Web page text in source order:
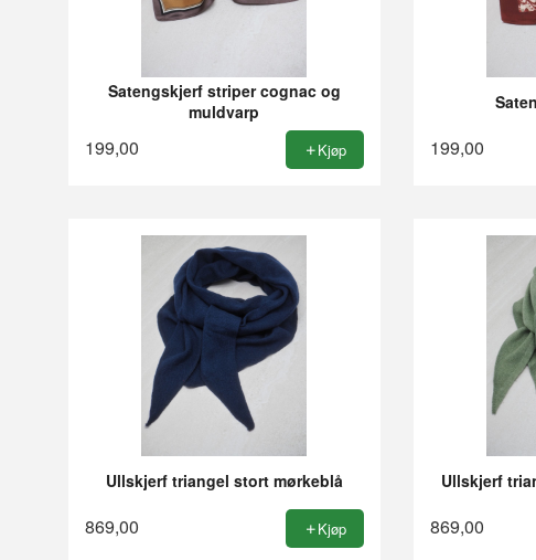
Satengskjerf striper cognac og
muldvarp
199,00 Kjøp 199,00
Ullskjerf triangel stort mørkeblå
869,00 Kjøp
Ullskjerf
869,00